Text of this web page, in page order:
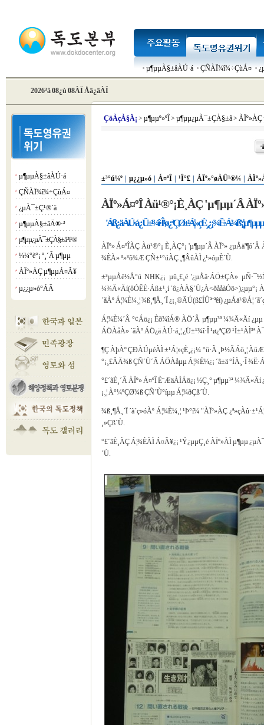
µ¶µµÀ§±âÀÚ·á ÇÑÀÏ¾î¾÷ÇùÁ¤
2026³â 08¿ù 08ÀÏ Åä¿äÀÏ
¡á µ¶µµÀ§±âÀÚ·á
¡á ÇÑÀÏ¾î¾÷ÇùÁ¤
¡á ¿µÀ¯±Ç¹®´ä
¡á µ¶µµÀ§±âÄ®·³
¡á µ¶µµ¿µÀ¯±ÇÀ§±â ³í¹®
¡á ¼¼°è°¡ º¸´Â µ¶µµ
¡á ÀÏº»ÀÇ µ¶µµÁ¤Ã¥
¡á µ¿¿µ»ó°­ÁÂ
ÇöÀçÀ§Ä¡ > µ¶µµº»ºÎ> µ¶µµ¿µÀ¯±ÇÀ§±â>
±³°ú¼º| µ¿¿µ»ó| Á¤ºÎ| ¹Î°£| ÀÏº»°øÀÛ¹®¼­|
ÀÏº»Á¤ºÎ Àü¹®°¡È¸ÀÇ 'µ¶µµ´Â
'Áß¿äÀÚ·á ¿Ü±¹¾î·Î ¹ø¿ªÇØ ±¹Á¦»çÈ¸¿¡
ÀÏº» Á¤ºÎÀÇ Àü¹®°¡ È¸ÀÇ°¡ 'µ¶µµ´Â ÀÏº»
¾ÈÀ» ³»³õ¾Æ ÇÑ±¹°úÀÇ ¸¶ÂûÀÌ ¿¹»óµÈ´Ù.
±³µµÅë½Å°ú NHK¿¡ µû¸£¸é '¿µÅä·ÁÖ±ÇÀ»
¼¾Ä«Äí(ôÓÊÈ·Áß±¹¸í ´ô¿ÀÀ§´Ù¿À<ðååàÓö>)¿­µµ°¡
´ãÀº Á¦¾È¼­¸¦ ¾ß¸¶Å¸´Ï ¿¡¸®ÄÚ(ß£ÍÛª¨ªêí­) ¿µÅä¹®Á¦
Á¦¾È¼­´Â °¢Áö¿¡ Èð¾îÁ® ÀÖ´Â µ¶µµ³ª ¼¾Ä«Äí ¿­µµ
ÁÖÀåÀ» ´ãÀº ÁÖ¿ä ÀÚ·á¸¦ ¿Ü±¹¾î·Î ¹ø¿ªÇØ ¹Ì±¹ÀÌ³ª
¶Ç ÀþÀº ÇÐÀÚµéÀÌ ±¹Á¦»çÈ¸¿¡¼­ °ü·Ã ¸Þ½ÃÁö¸¦
°¡¸£ÃÄ¾ß ÇÑ´Ù´Â ÁÖÀåµµ Á¦¾È¼­¿¡ ´ã±ä °ÍÀ¸·Î
°£´ãÈ¸´Â ÀÏº» Á¤ºÎ È¨ÆäÀÌÁö¿¡ ½Ç¸° µ¶µµ³ª
¡¸¦ À°¼ºÇØ¾ß ÇÑ´Ù°íµµ Á¦¾ðÇß´Ù.
¾ß¸¶Å¸´Ï ´ã´ç»óÀº Á¦¾È¼­¸¦ ¹Þ°í¼­ "ÀÏº»ÀÇ
¸»Çß´Ù.
°£´ãÈ¸ÀÇ Á¦¾ÈÀÌ Á¤Ã¥¿¡ ¹Ý¿µµÇ¸é ÀÏº»ÀÌ µ¶µµ
´Ù.